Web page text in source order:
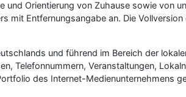
Orientierung von Zuhause sowie von
mit Entfernungsangabe an. Die
und führend im Bereich der
Telefonnummern, Veranstaltungen,
des Internet-Medienunternehmens